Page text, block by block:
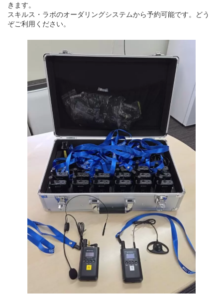
きます。
スキルス・ラボのオーダリングシステムから予約可能です。どう
ぞご利用ください。